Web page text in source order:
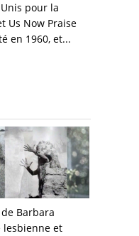
pour la
Us Now Praise
en 1960, et...
Barbara
lesbienne et